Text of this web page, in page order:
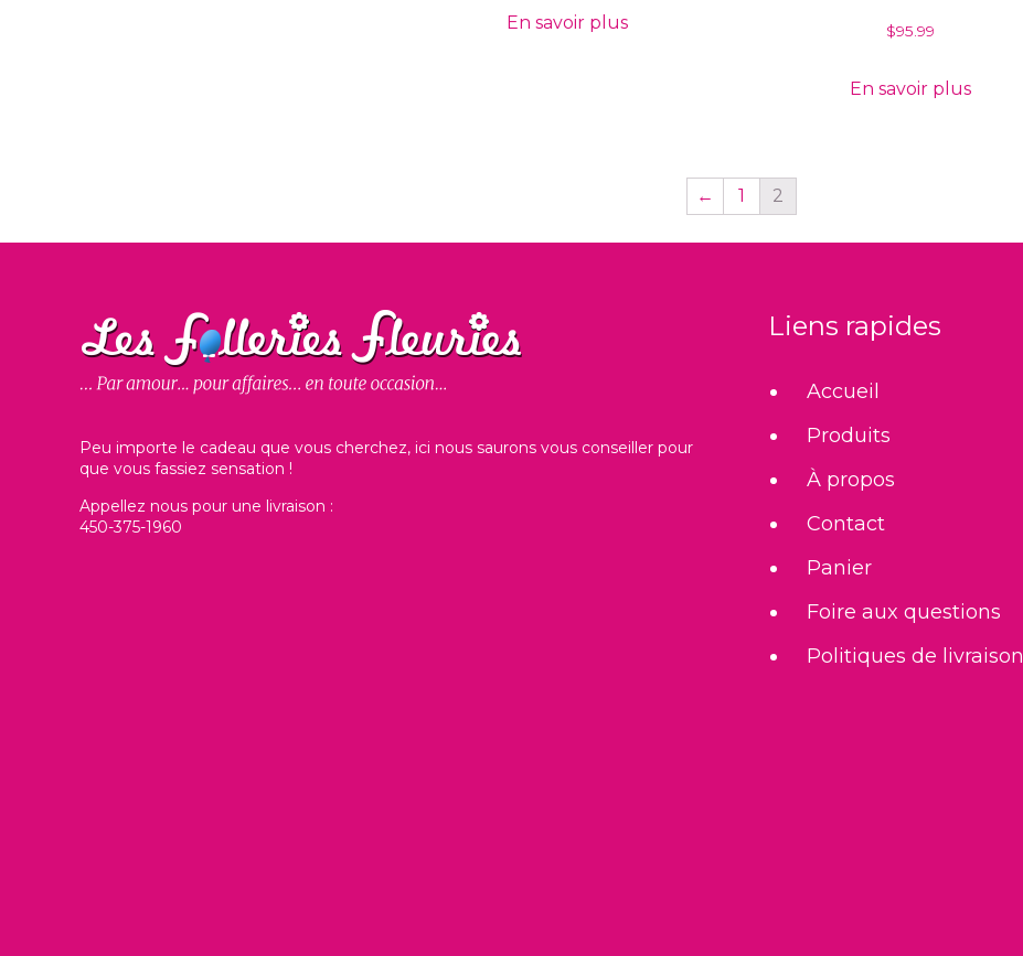
En savoir plus $95.99
En savoir plus
← 1 2
Peu importe le cadeau que vous cherchez, ici nous saurons vous conseiller pour
que vous fassiez sensation !
Appellez nous pour une livraison :
450-375-1960
Liens rapides
Accueil
Produits
À propos
Contact
Panier
Foire aux questions
Politiques de livraison